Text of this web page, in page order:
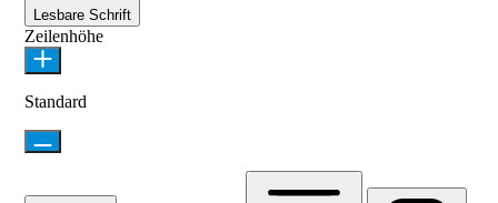
Lesbare Schrift
Zeilenhöhe
Standard